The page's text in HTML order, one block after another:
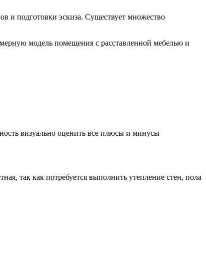
и подготовки эскиза. Существует множество
модель помещения с расставленной мебелью и
визуально оценить все плюсы и минусы
так как потребуется выполнить утепление стен, пола